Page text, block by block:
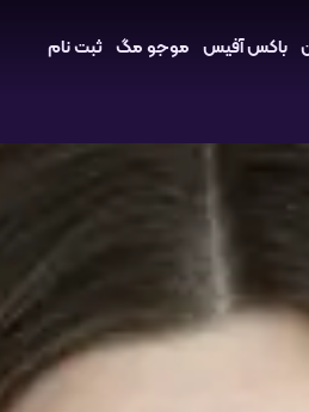
باکس آفیس موجو مگ ثبت نام